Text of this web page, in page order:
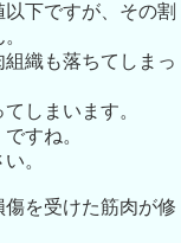
下ですが、その割
織も落ちてしまっ
しまいます。
すね。
。
を受けた筋肉が修